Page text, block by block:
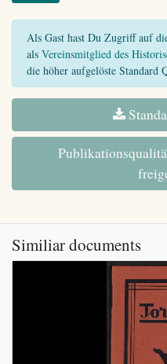
Als Gast hast Du Zugriff auf
als Vereinsmitglied des
die höher aufgelöste Standard
Similiar documents